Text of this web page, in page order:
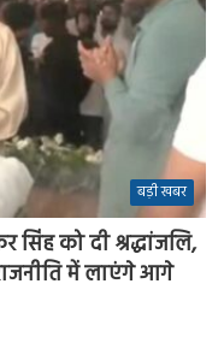
बड़ी खबर
को दी श्रद्धांजलि,
में लाएंगे आगे